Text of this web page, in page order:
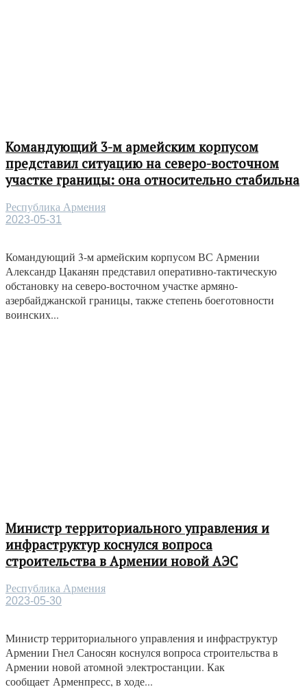
Командующий 3-м армейским корпусом
представил ситуацию на северо-восточном
участке границы: она относительно стабильна
Республика Армения
2023-05-31
Командующий 3-м армейским корпусом ВС Армении
Александр Цаканян представил оперативно-тактическую
обстановку на северо-восточном участке армяно-
азербайджанской границы, также степень боеготовности
воинских...
Министр территориального управления и
инфраструктур коснулся вопроса
строительства в Армении новой АЭС
Республика Армения
2023-05-30
Министр территориального управления и инфраструктур
Армении Гнел Саносян коснулся вопроса строительства в
Армении новой атомной электростанции. Как
сообщает Арменпресс, в ходе...